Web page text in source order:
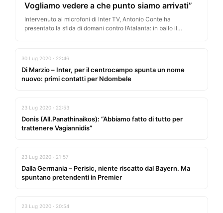
Vogliamo vedere a che punto siamo arrivati”
Intervenuto ai microfoni di Inter TV, Antonio Conte ha
presentato la sfida di domani contro l’Atalanta: in ballo il
30 Lug 2020 · 22:46
Di Marzio – Inter, per il centrocampo spunta un nome
nuovo: primi contatti per Ndombele
23 Lug 2020 · 22:53
Donis (All.Panathinaikos): “Abbiamo fatto di tutto per
trattenere Vagiannidis”
23 Lug 2020 · 21:57
Dalla Germania – Perisic, niente riscatto dal Bayern. Ma
spuntano pretendenti in Premier
23 Lug 2020 · 20:54